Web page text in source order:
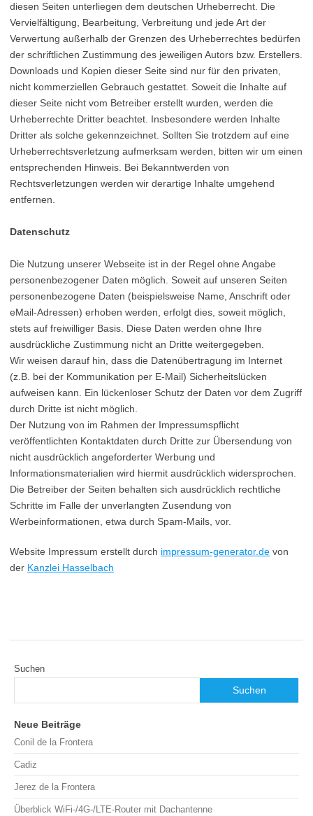
diesen Seiten unterliegen dem deutschen Urheberrecht. Die
Vervielfältigung, Bearbeitung, Verbreitung und jede Art der
Verwertung außerhalb der Grenzen des Urheberrechtes bedürfen
der schriftlichen Zustimmung des jeweiligen Autors bzw. Erstellers.
Downloads und Kopien dieser Seite sind nur für den privaten,
nicht kommerziellen Gebrauch gestattet. Soweit die Inhalte auf
dieser Seite nicht vom Betreiber erstellt wurden, werden die
Urheberrechte Dritter beachtet. Insbesondere werden Inhalte
Dritter als solche gekennzeichnet. Sollten Sie trotzdem auf eine
Urheberrechtsverletzung aufmerksam werden, bitten wir um einen
entsprechenden Hinweis. Bei Bekanntwerden von
Rechtsverletzungen werden wir derartige Inhalte umgehend
entfernen.
Datenschutz
Die Nutzung unserer Webseite ist in der Regel ohne Angabe
personenbezogener Daten möglich. Soweit auf unseren Seiten
personenbezogene Daten (beispielsweise Name, Anschrift oder
eMail-Adressen) erhoben werden, erfolgt dies, soweit möglich,
stets auf freiwilliger Basis. Diese Daten werden ohne Ihre
ausdrückliche Zustimmung nicht an Dritte weitergegeben.
Wir weisen darauf hin, dass die Datenübertragung im Internet
(z.B. bei der Kommunikation per E-Mail) Sicherheitslücken
aufweisen kann. Ein lückenloser Schutz der Daten vor dem Zugriff
durch Dritte ist nicht möglich.
Der Nutzung von im Rahmen der Impressumspflicht
veröffentlichten Kontaktdaten durch Dritte zur Übersendung von
nicht ausdrücklich angeforderter Werbung und
Informationsmaterialien wird hiermit ausdrücklich widersprochen.
Die Betreiber der Seiten behalten sich ausdrücklich rechtliche
Schritte im Falle der unverlangten Zusendung von
Werbeinformationen, etwa durch Spam-Mails, vor.
Website Impressum erstellt durch impressum-generator.de von
der Kanzlei Hasselbach
Suchen
Suchen
Neue Beiträge
Conil de la Frontera
Cadiz
Jerez de la Frontera
Überblick WiFi-/4G-/LTE-Router mit Dachantenne